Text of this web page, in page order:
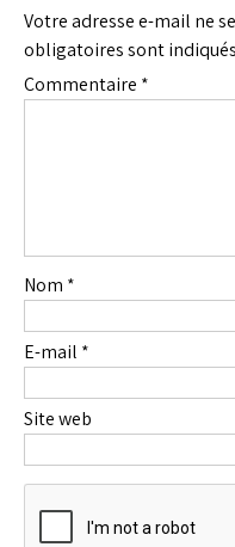
Votre adresse e-mail ne
obligatoires sont
Commentaire *
Nom *
E-mail *
Site web